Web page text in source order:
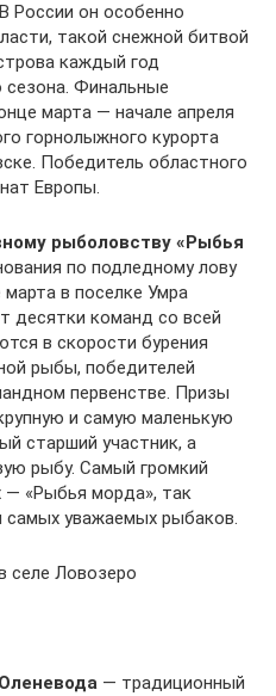
России он особенно
такой снежной битвой
каждый год
сезона. Финальные
марта — начале апреля
горнолыжного курорта
Победитель областного
Европы.
рыболовству «Рыбья
по подледному лову
в поселке Умра
десятки команд со всей
в скорости бурения
рыбы, победителей
первенстве. Призы
и самую маленькую
старший участник, а
рыбу. Самый громкий
— «Рыбья морда», так
самых уважаемых рыбаков.
селе Ловозеро
— традиционный